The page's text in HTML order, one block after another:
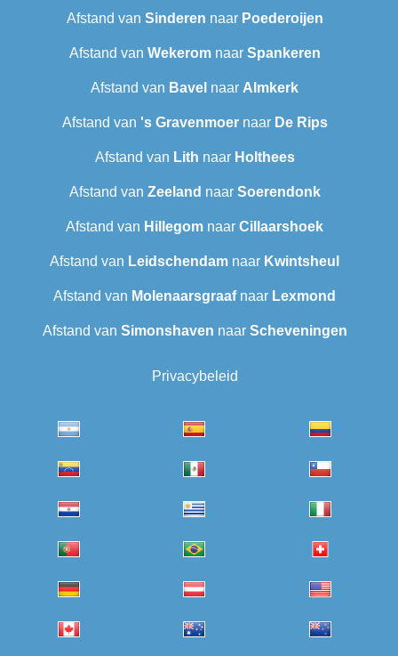
Afstand van Sinderen naar Poederoijen
Afstand van Wekeromnaar Spankeren
Afstand van Bavel naar Almkerk
Afstand van 's Gravenmoernaar De Rips
Afstand van Lith naar Holthees
Afstand van Zeeland naar Soerendonk
Afstand van Hillegom naar Cillaarshoek
Afstand van Leidschendam naar Kwintsheul
Afstand van Molenaarsgraafnaar Lexmond
Afstand van Simonshaven naar Scheveningen‎
Privacybeleid